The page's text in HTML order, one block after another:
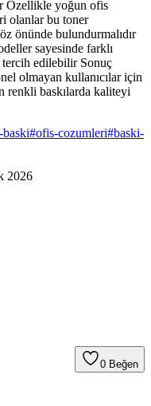
Özellikle yoğun ofis
olanlar bu toner
önünde bulundurmalıdır
sayesinde farklı
edilebilir Sonuç
olmayan kullanıcılar için
renkli baskılarda kaliteyi
#ofis-cozumleri#baski-
2026
0 Beğen